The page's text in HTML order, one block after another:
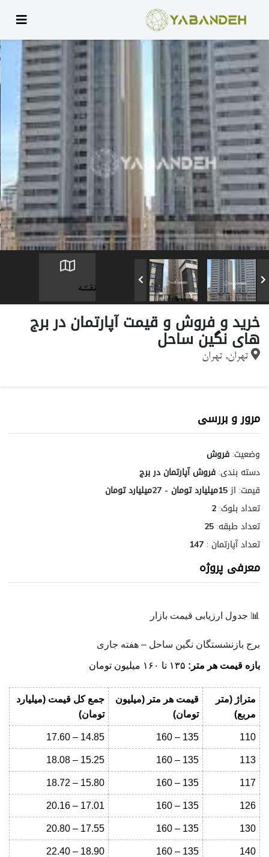
نقشه
خرید و فروش و قیمت آپارتمان در برج
های نگین ساحل
تهران, تهران
مرور و بررسی
وضعیت: فروش
دسته بندی: فروش آپارتمان در برج
قیمت: از15میلیارد تومان - 27میلیارد تومان
تعداد بلوک: 2
تعداد طبقه: 25
تعداد آپارتمان : 147
معرفی پروژه
📊 جدول ارزیابی قیمت بازار
برج بازنشستگان نگین ساحل – هفته جاری
بازه قیمت هر متر:
متراژ (متر
مربع)
قیمت هر متر (میلیون
تومان)
جمع کل قیمت (میلیارد
تومان)
110
135 – 160
14.85 – 17.60
113
135 – 160
15.25 – 18.08
117
135 – 160
15.80 – 18.72
126
135 – 160
17.01 – 20.16
130
135 – 160
17.55 – 20.80
140
135 – 160
18.90 – 22.40